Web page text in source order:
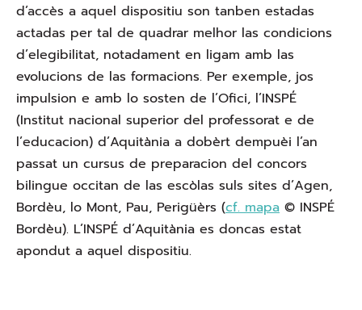
d’accès a aquel dispositiu son tanben estadas
actadas per tal de quadrar melhor las condicions
d’elegibilitat, notadament en ligam amb las
evolucions de las formacions. Per exemple, jos
impulsion e amb lo sosten de l’Ofici, l’INSPÉ
(Institut nacional superior del professorat e de
l’educacion) d’Aquitània a dobèrt dempuèi l’an
passat un cursus de preparacion del concors
bilingue occitan de las escòlas suls sites d’Agen,
Bordèu, lo Mont, Pau, Perigüèrs (cf. mapa © INSPÉ
Bordèu). L’INSPÉ d’Aquitània es doncas estat
apondut a aquel dispositiu.